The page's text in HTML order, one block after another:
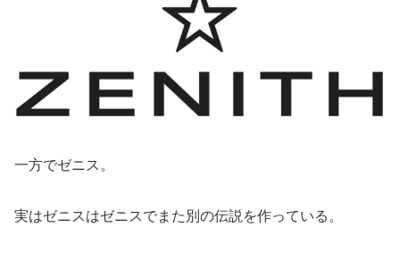
一方でゼニス。
実はゼニスはゼニスでまた別の伝説を作っている。